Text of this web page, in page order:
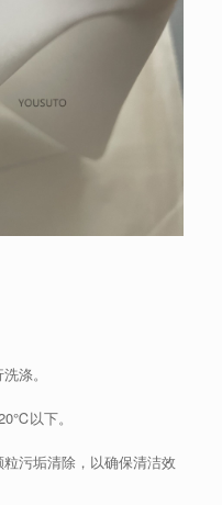
涤。
以下。
污垢清除，以确保清洁效